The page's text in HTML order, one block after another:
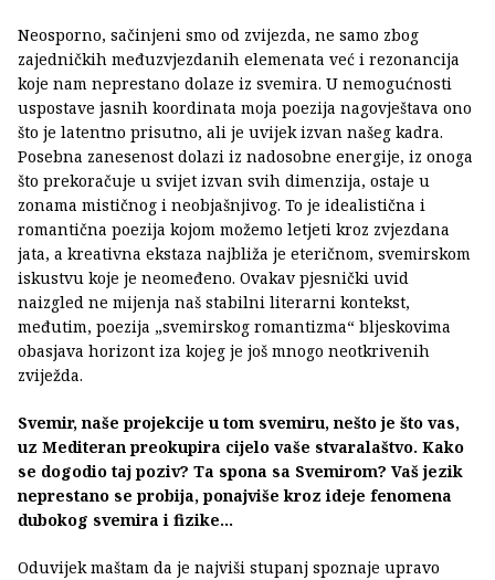
Neosporno, sačinjeni smo od zvijezda, ne samo zbog
zajedničkih međuzvjezdanih elemenata već i rezonancija
koje nam neprestano dolaze iz svemira. U nemogućnosti
uspostave jasnih koordinata moja poezija nagovještava ono
što je latentno prisutno, ali je uvijek izvan našeg kadra.
Posebna zanesenost dolazi iz nadosobne energije, iz onoga
što prekoračuje u svijet izvan svih dimenzija, ostaje u
zonama mističnog i neobjašnjivog. To je idealistična i
romantična poezija kojom možemo letjeti kroz zvjezdana
jata, a kreativna ekstaza najbliža je eteričnom, svemirskom
iskustvu koje je neomeđeno. Ovakav pjesnički uvid
naizgled ne mijenja naš stabilni literarni kontekst,
međutim, poezija „svemirskog romantizma“ bljeskovima
obasjava horizont iza kojeg je još mnogo neotkrivenih
zviježda.
Svemir, naše projekcije u tom svemiru, nešto je što vas,
uz Mediteran preokupira cijelo vaše stvaralaštvo. Kako
se dogodio taj poziv? Ta spona sa Svemirom? Vaš jezik
neprestano se probija, ponajviše kroz ideje fenomena
dubokog svemira i fizike...
Oduvijek maštam da je najviši stupanj spoznaje upravo